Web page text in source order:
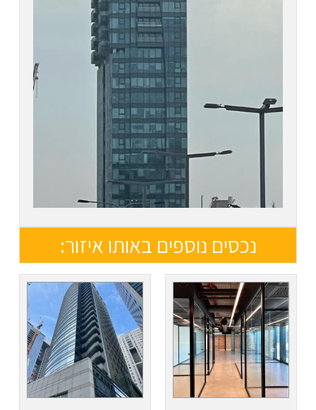
נכסים נוספים באותו איזור: